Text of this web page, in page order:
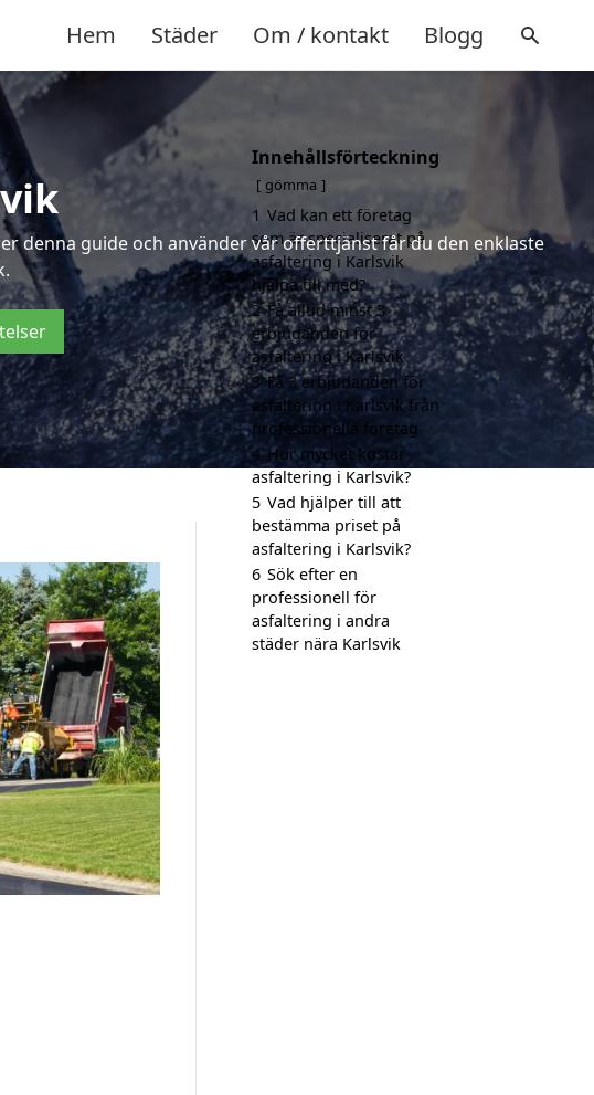
Hem Städer Om / kontakt Blogg
denna guide och använder vår offerttjänst får du den enklaste
Innehållsförteckning
gömma
1 Vad kan ett företag
som är specialiserat på
asfaltering i Karlsvik
hjälpa till med?
2 Få alltid minst 3
erbjudanden för
asfaltering i Karlsvik
3 Få 3 erbjudanden för
asfaltering i Karlsvik från
professionella företag
4 Hur mycket kostar
asfaltering i Karlsvik?
5 Vad hjälper till att
bestämma priset på
asfaltering i Karlsvik?
6 Sök efter en
professionell för
asfaltering i andra
städer nära Karlsvik